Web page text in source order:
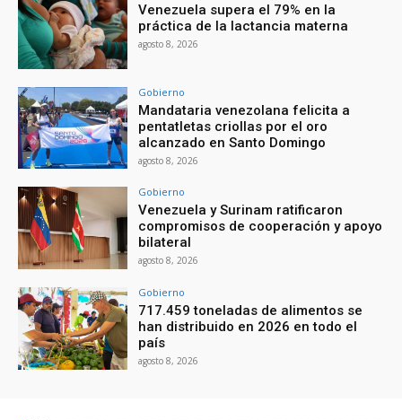
Venezuela supera el 79% en la
práctica de la lactancia materna
agosto 8, 2026
Gobierno
Mandataria venezolana felicita a
pentatletas criollas por el oro
alcanzado en Santo Domingo
agosto 8, 2026
Gobierno
Venezuela y Surinam ratificaron
compromisos de cooperación y apoyo
bilateral
agosto 8, 2026
Gobierno
717.459 toneladas de alimentos se
han distribuido en 2026 en todo el
país
agosto 8, 2026